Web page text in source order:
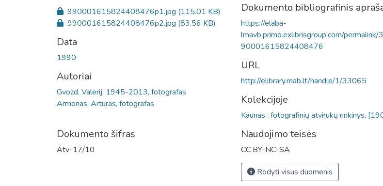
990001615824408476p1.jpg (115.01 KB)
990001615824408476p2.jpg (83.56 KB)
Data
1990
Autoriai
Gvozd, Valerij, 1945-2013, fotografas
Armonas, Artūras, fotografas
Dokumento šifras
Atv-17/10
Dokumento bibliografinis
https://elaba-
lmavb.primo.exlibrisgroup.com/
90001615824408476
URL
http://elibrary.mab.lt/handle/1/33065
Kolekcijoje
Kaunas : fotografinių atvirukų rinkinys,
Naudojimo teisės
CC BY-NC-SA
Rodyti visus duomenis